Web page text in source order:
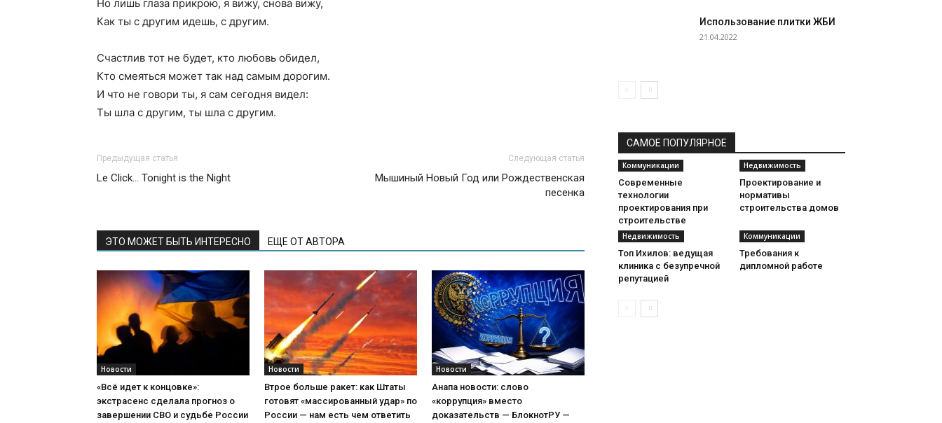
Но лишь глаза прикрою, я вижу, снова вижу,
Как ты с другим идешь, с другим.
Счастлив тот не будет, кто любовь обидел,
Кто смеяться может так над самым дорогим.
И что не говори ты, я сам сегодня видел:
Ты шла с другим, ты шла с другим.
Предыдущая статья
Le Click… Tonight is the Night
Следующая статья
Мышиный Новый Год или Рождественская
песенка
ЭТО МОЖЕТ БЫТЬ ИНТЕРЕСНО ЕЩЕ ОТ АВТОРА
Новости
«Всё идет к концовке»:
экстрасенс сделала прогноз о
завершении СВО и судьбе России
Новости
Втрое больше ракет: как Штаты
готовят «массированный удар» по
России — нам есть чем ответить
Новости
Анапа новости: слово
«коррупция» вместо
доказательств — БлокнотРУ —
Использование плитки ЖБИ
21.04.2022
САМОЕ ПОПУЛЯРНОЕ
Коммуникации
Современные
технологии
проектирования при
строительстве
Недвижимость
Проектирование и
нормативы
строительства домов
Недвижимость
Топ Ихилов: ведущая
клиника с безупречной
репутацией
Коммуникации
Требования к
дипломной работе